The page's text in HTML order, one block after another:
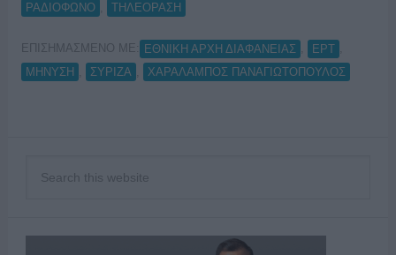
ΡΑΔΙΟΦΩΝΟ
ΤΗΛΕΟΡΑΣΗ
ΕΠΙΣΗΜΑΣΜΕΝΟ ΜΕ: ΕΘΝΙΚΗ ΑΡΧΗ ΔΙΑΦΑΝΕΙΑΣ ΕΡΤ
ΜΗΝΥΣΗ
ΣΥΡΙΖΑ ΧΑΡΑΛΑΜΠΟΣ ΠΑΝΑΓΙΩΤΟΠΟΥΛΟΣ